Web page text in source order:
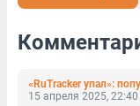
«RuTracker упал»:
15 апреля 2025, 22:40